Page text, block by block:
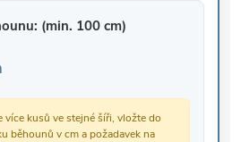
(min. 100 cm)
více kusů ve stejné šíři, vložte do
běhounů v cm a požadavek na